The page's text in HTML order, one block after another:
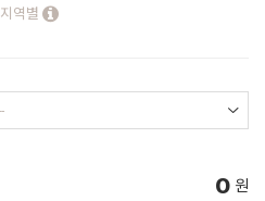
지역별
0 원